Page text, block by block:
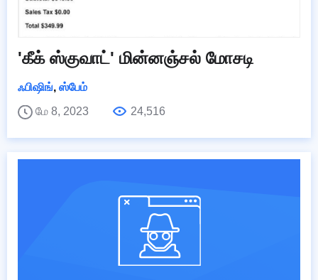
'கீக் ஸ்குவாட்' மின்னஞ்சல் மோசடி
ஃபிஷிங், ஸ்பேம்
மே 8, 2023
24,516